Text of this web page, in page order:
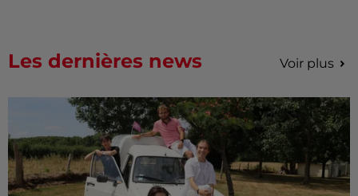
Les dernières news Voir plus